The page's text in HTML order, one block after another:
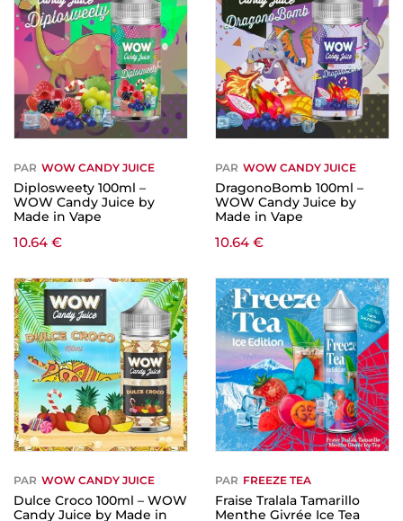
PAR WOW CANDY JUICE
Diplosweety 100ml –
WOW Candy Juice by
Made in Vape
10.64 €
PAR WOW CANDY JUICE
DragonoBomb 100ml –
WOW Candy Juice by
Made in Vape
10.64 €
PAR WOW CANDY JUICE
Dulce Croco 100ml – WOW
Candy Juice by Made in
PAR FREEZE TEA
Fraise Tralala Tamarillo
Menthe Givrée Ice Tea